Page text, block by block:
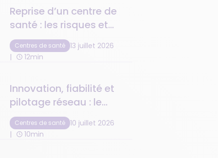
Reprise d’un centre de
santé : les risques et
précautions à anticiper
Centres de santé 13 juillet 2026
12min
Innovation, fiabilité et
pilotage réseau : le
logiciel de centre de
santé au top de la tech
Centres de santé 10 juillet 2026
10min